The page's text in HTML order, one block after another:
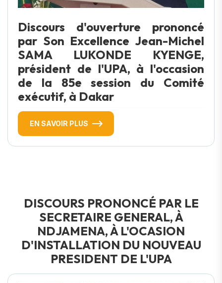
Discours d'ouverture prononcé
par Son Excellence Jean-Michel
SAMA LUKONDE KYENGE,
président de l'UPA, à l'occasion
de la 85e session du Comité
exécutif, à Dakar
EN SAVOIR PLUS
DISCOURS PRONONCÉ PAR LE
SECRETAIRE GENERAL, À
NDJAMENA, À L'OCASION
D'INSTALLATION DU NOUVEAU
PRESIDENT DE L'UPA